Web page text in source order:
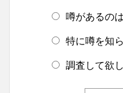
噂があるの
特に噂を知
調査して欲